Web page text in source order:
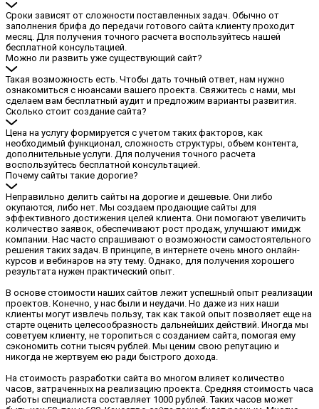
Сроки зависят от сложности поставленных задач. Обычно от
заполнения брифа до передачи готового сайта клиенту проходит
месяц. Для получения точного расчета воспользуйтесь нашей
бесплатной консультацией.
Можно ли развить уже существующий сайт?
Такая возможность есть. Чтобы дать точный ответ, нам нужно
ознакомиться с нюансами вашего проекта. Свяжитесь с нами, мы
сделаем вам бесплатный аудит и предложим варианты развития.
Сколько стоит создание сайта?
Цена на услугу формируется с учетом таких факторов, как
необходимый функционал, сложность структуры, объем контента,
дополнительные услуги. Для получения точного расчета
воспользуйтесь бесплатной консультацией.
Почему сайты такие дорогие?
Неправильно делить сайты на дорогие и дешевые. Они либо
окупаются, либо нет. Мы создаем продающие сайты для
эффективного достижения целей клиента. Они помогают увеличить
количество заявок, обеспечивают рост продаж, улучшают имидж
компании. Нас часто спрашивают о возможности самостоятельного
решения таких задач. В принципе, в интернете очень много онлайн-
курсов и вебинаров на эту тему. Однако, для получения хорошего
результата нужен практический опыт.
В основе стоимости наших сайтов лежит успешный опыт реализации
проектов. Конечно, у нас были и неудачи. Но даже из них наши
клиенты могут извлечь пользу, так как такой опыт позволяет еще на
старте оценить целесообразность дальнейших действий. Иногда мы
советуем клиенту, не торопиться с созданием сайта, помогая ему
сэкономить сотни тысяч рублей. Мы ценим свою репутацию и
никогда не жертвуем ею ради быстрого дохода.
На стоимость разработки сайта во многом влияет количество
часов, затраченных на реализацию проекта. Средняя стоимость часа
работы специалиста составляет 1000 рублей. Таких часов может